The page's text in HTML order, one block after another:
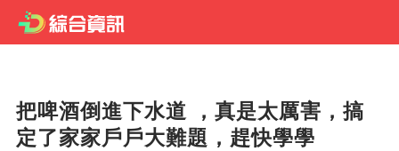
把啤酒倒進下水道 ，真是太厲害，搞
定了家家戶戶大難題，趕快學學